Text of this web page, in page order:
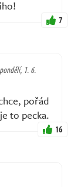
7
pondělí, 1. 6.
pořád
to pecka.
16